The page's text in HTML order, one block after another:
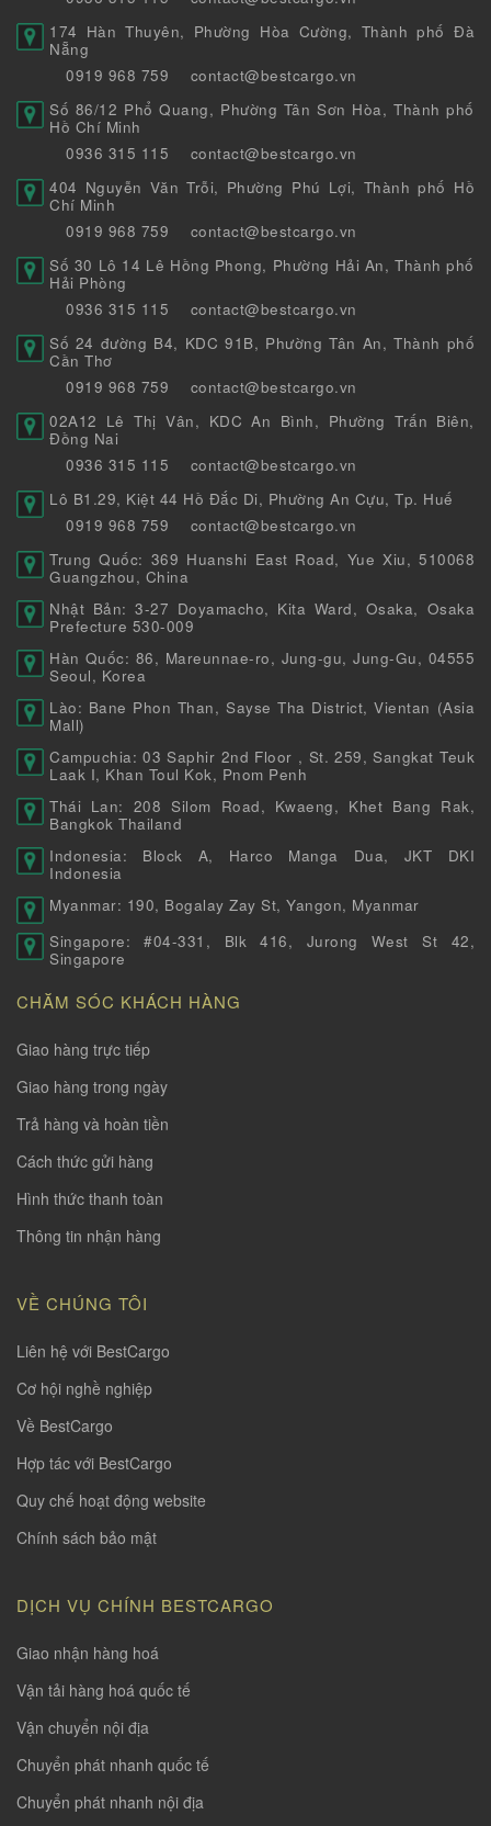
174 Hàn Thuyên, Phường Hòa Cường, Thành phố Đà
Nẵng
0919 968 759
contact@bestcargo.vn
Số 86/12 Phổ Quang, Phường Tân Sơn Hòa, Thành phố
Hồ Chí Minh
0936 315 115
contact@bestcargo.vn
404 Nguyễn Văn Trỗi, Phường Phú Lợi, Thành phố Hồ
Chí Minh
0919 968 759
contact@bestcargo.vn
Số 30 Lô 14 Lê Hồng Phong, Phường Hải An, Thành phố
Hải Phòng
0936 315 115
contact@bestcargo.vn
Số 24 đường B4, KDC 91B, Phường Tân An, Thành phố
Cần Thơ
0919 968 759
contact@bestcargo.vn
02A12 Lê Thị Vân, KDC An Bình, Phường Trấn Biên,
Đồng Nai
0936 315 115
contact@bestcargo.vn
Lô B1.29, Kiệt 44 Hồ Đắc Di, Phường An Cựu, Tp. Huế
0919 968 759
contact@bestcargo.vn
Trung Quốc: 369 Huanshi East Road, Yue Xiu, 510068
Guangzhou, China
Nhật Bản: 3-27 Doyamacho, Kita Ward, Osaka, Osaka
Prefecture 530-009
Hàn Quốc: 86, Mareunnae-ro, Jung-gu, Jung-Gu, 04555
Seoul, Korea
Lào: Bane Phon Than, Sayse Tha District, Vientan (Asia
Mall)
Campuchia: 03 Saphir 2nd Floor , St. 259, Sangkat Teuk
Laak I, Khan Toul Kok, Pnom Penh
Thái Lan: 208 Silom Road, Kwaeng, Khet Bang Rak,
Bangkok Thailand
Indonesia: Block A, Harco Manga Dua, JKT DKI
Indonesia
Myanmar: 190, Bogalay Zay St, Yangon, Myanmar
Singapore: #04-331, Blk 416, Jurong West St 42,
Singapore
CHĂM SÓC KHÁCH HÀNG
Giao hàng trực tiếp
Giao hàng trong ngày
Trả hàng và hoàn tiền
Cách thức gửi hàng
Hình thức thanh toàn
Thông tin nhận hàng
VỀ CHÚNG TÔI
Liên hệ với BestCargo
Cơ hội nghề nghiệp
Về BestCargo
Hợp tác với BestCargo
Quy chế hoạt động website
Chính sách bảo mật
DỊCH VỤ CHÍNH BESTCARGO
Giao nhận hàng hoá
Vận tải hàng hoá quốc tế
Vận chuyển nội địa
Chuyển phát nhanh quốc tế
Chuyển phát nhanh nội địa